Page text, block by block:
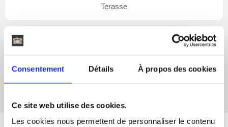
Consentement Détails À propos des cookies
Ce site web utilise des cookies.
Les cookies nous permettent de personnaliser le contenu
Terasse